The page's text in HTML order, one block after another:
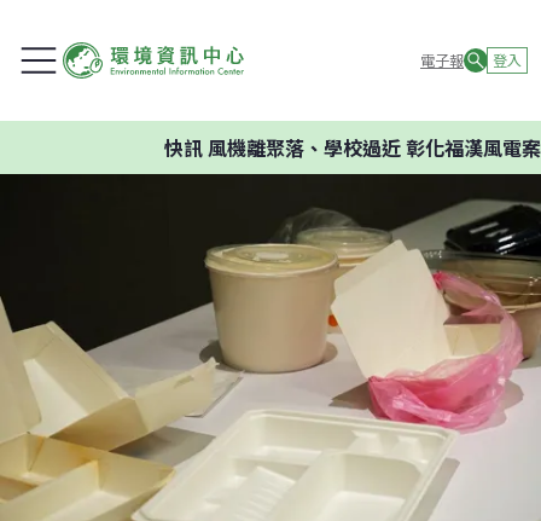
電子報 登入
快訊風機離聚落、學校過近 彰化福漢風電案環